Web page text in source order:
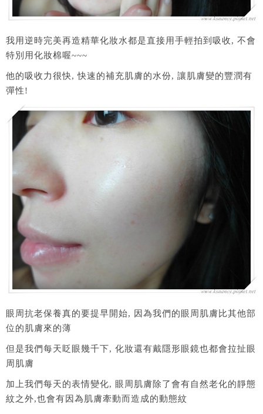
我用逆時完美再造精華化妝水都是直接用手輕拍到吸收, 不會
特別用化妝棉喔~~~
他的吸收力很快, 快速的補充肌膚的水份, 讓肌膚變的豐潤有
彈性!
眼周抗老保養真的要提早開始, 因為我們的眼周肌膚比其他部
位的肌膚來的薄
但是我們每天眨眼幾千下, 化妝還有戴隱形眼鏡也都會拉扯眼
周肌膚
加上我們每天的表情變化, 眼周肌膚除了會有自然老化的靜態
紋之外,也會有因為肌膚牽動而造成的動態紋